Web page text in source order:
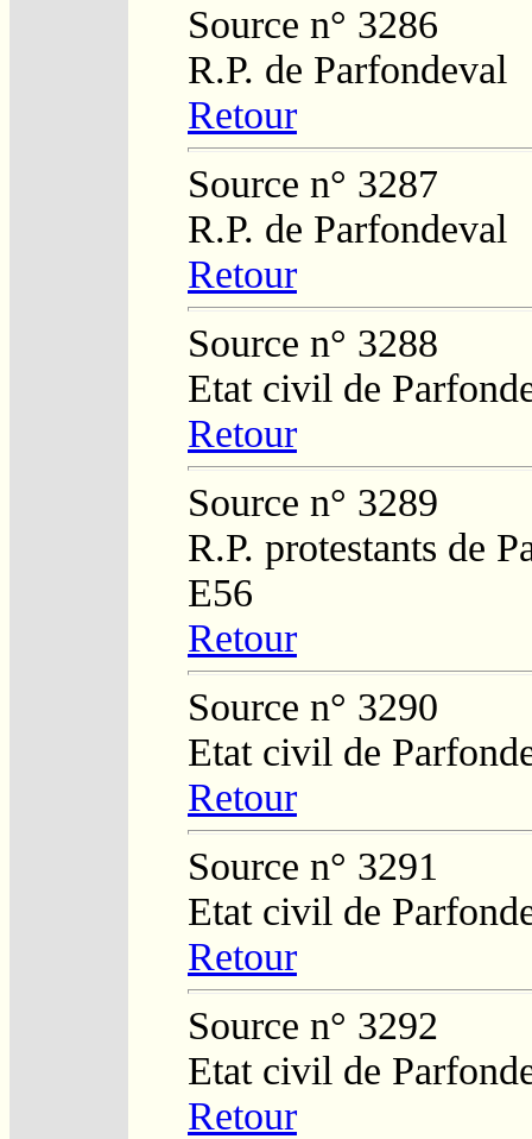
Source n° 3286
R.P. de Parfondeval
Retour
Source n° 3287
R.P. de Parfondeval
Retour
Source n° 3288
Etat civil de
Retour
Source n° 3289
R.P. protestants de
E56
Retour
Source n° 3290
Etat civil de
Retour
Source n° 3291
Etat civil de
Retour
Source n° 3292
Etat civil de
Retour